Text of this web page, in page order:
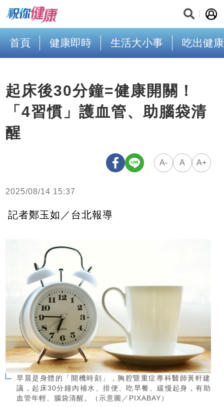
首頁 健康即時 生活大小事 吃出健康
起床後30分鐘=健康開關！
「4習慣」護血管、助腦袋清
醒
A- A A+
2025/08/14 15:37
記者鄭玉如／台北報導
早晨是身體的「開機時刻」，胸腔暨重症專科醫師黃軒建
議，起床30分鐘內補水、排便、吃早餐、緩慢起身，有助
血管年輕、腦袋清醒。（示意圖／PIXABAY）